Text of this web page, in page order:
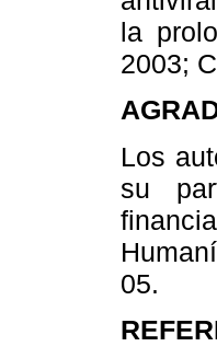
la
2003;
Los
su
05.